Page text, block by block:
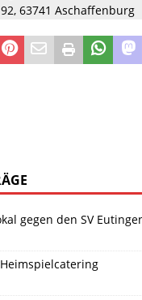
63741 Aschaffenburg
gegen den SV